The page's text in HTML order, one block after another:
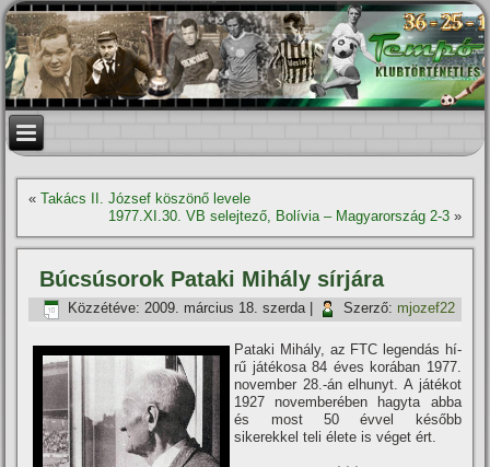
«Takács II. József köszönő levele
1977.XI.30. VB selejtező, Bolívia – Magyarország 2-3»
Búcsúsorok Pataki Mihály sí­rjára
Közzétéve: 2009. március 18. szerda| Szerző: mjozef22
Pataki Mihály, az FTC legendás hí­
rű játékosa 84 éves korában 1977.
november 28.-án elhunyt. A játékot
1927 novemberében hagyta abba
és most 50 évvel később
sikerekkel teli élete is véget ért.